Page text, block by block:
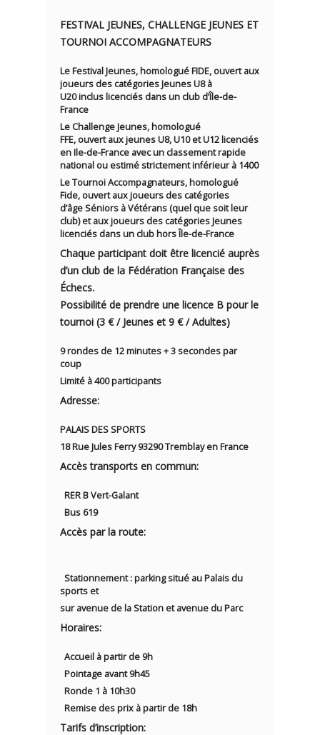
FESTIVAL JEUNES, CHALLENGE JEUNES ET
TOURNOI ACCOMPAGNATEURS
Le Festival Jeunes, homologué FIDE, ouvert aux
joueurs des catégories Jeunes U8 à
U20 inclus licenciés dans un club d’Île-de-
France
Le Challenge Jeunes, homologué
FFE, ouvert aux jeunes U8, U10 et U12 licenciés
en Ile-de-France avec un classement rapide
national ou estimé strictement inférieur à 1400
Le Tournoi Accompagnateurs, homologué
Fide, ouvert aux joueurs des catégories
d’âge Séniors à Vétérans (quel que soit leur
club) et aux joueurs des catégories Jeunes
licenciés dans un club hors Île-de-France
Chaque participant doit être licencié auprès
d’un club de la Fédération Française des
Échecs.
Possibilité de prendre une licence B pour le
tournoi (3 € / Jeunes et 9 € / Adultes)
9 rondes de 12 minutes + 3 secondes par
coup
Limité à 400 participants
Adresse:
PALAIS DES SPORTS
18 Rue Jules Ferry 93290 Tremblay en France
Accès transports en commun:
RER B Vert-Galant
Bus 619
Accès par la route:
Stationnement : parking situé au Palais du
sports et
sur avenue de la Station et avenue du Parc
Horaires:
Accueil à partir de 9h
Pointage avant 9h45
Ronde 1 à 10h30
Remise des prix à partir de 18h
Tarifs d’inscription: